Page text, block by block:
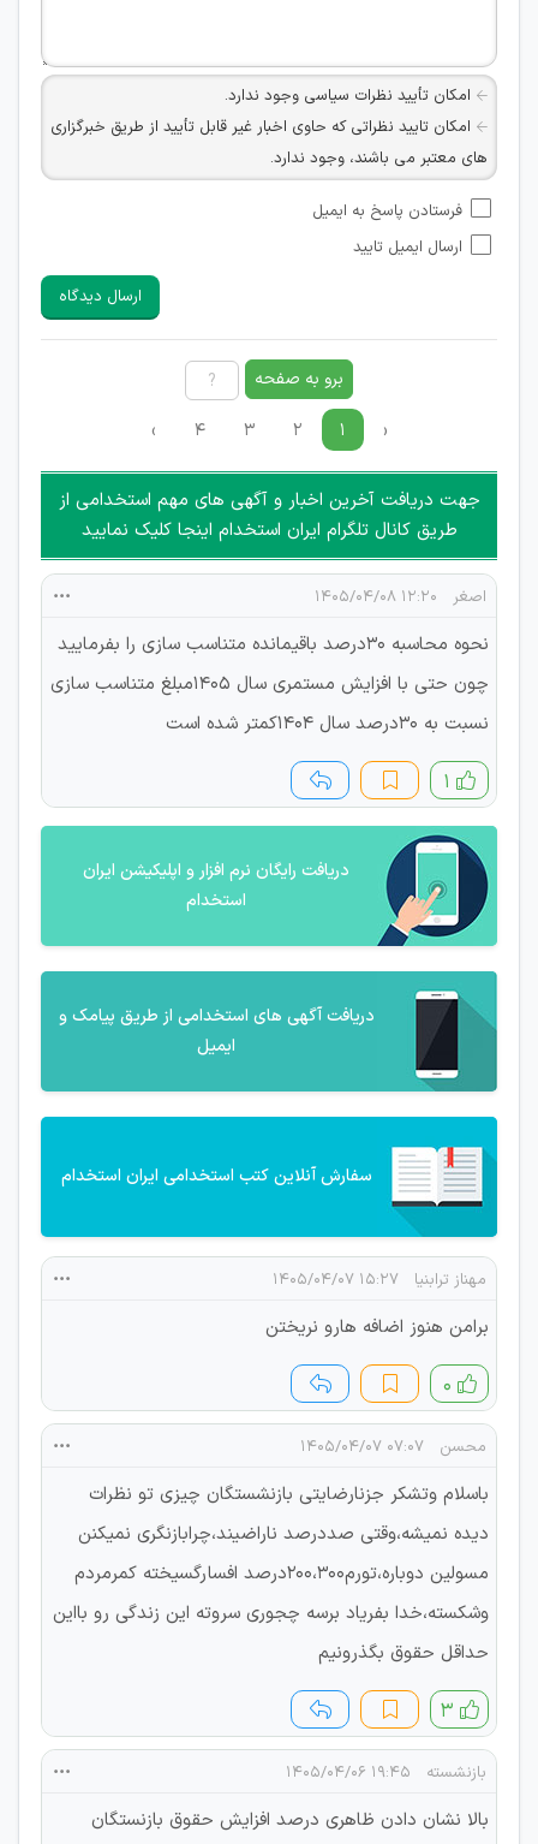
امکان تأیید نظرات سیاسی وجود ندارد.
امکان تایید نظراتی که حاوی اخبار غیر قابل تأیید از طریق خبرگزاری
های معتبر می باشند، وجود ندارد.
شبکه های مجازی ارتباطی می باشند وجود ندارد.
امکان تأیید نظرات کاربرانی که به هر طریقی قصد مأیوس کردن
هرگونه تحریک، تحقیر و کنایه به سایر افراد (مسئول و غیر مسئول)
غیر مجاز می باشد.
امکان هماهنگی برای هرگونه ملاقات حضوری چه به صورت دسته
جمعی و چه فردی توسط کاربران سایت وجود ندارد.
فرستادن پاسخ به ایمیل
ارسال ایمیل تایید
ارسال دیدگاه
برو به صفحه
‹ ۱ ۲ ۳ ۴ ›
جهت دریافت آخرین اخبار و آگهی های مهم استخدامی از
طریق کانال تلگرام ایران استخدام اینجا کلیک نمایید
اصغر ۱۲:۲۰ ۱۴۰۵/۰۴/۰۸
نحوه محاسبه 30درصد باقیمانده متناسب سازی را بفرمایید
چون حتی با افزایش مستمری سال 1405مبلغ متناسب سازی
نسبت به 30درصد سال 1404کمتر شده است
۱
دریافت رایگان نرم افزار و اپلیکیشن ایران
استخدام
دریافت آگهی های استخدامی از طریق پیامک و
ایمیل
سفارش آنلاین کتب استخدامی ایران استخدام
مهناز ترابنیا ۱۵:۲۷ ۱۴۰۵/۰۴/۰۷
برامن هنوز اضافه هارو نریختن
۰
محسن ۰۷:۰۷ ۱۴۰۵/۰۴/۰۷
باسلام وتشکر جزنارضایتی بازنشستگان چیزی تو نظرات
دیده نمیشه،وقتی صددرصد ناراضیند،چرابازنگری نمیکنن
مسولین دوباره،تورم200،300درصد افسارگسیخته کمرمردم
وشکسته،خدا بفریاد برسه چجوری سروته این زندگی رو بااین
حداقل حقوق بگذرونیم
۳
بازنشسته ۱۹:۴۵ ۱۴۰۵/۰۴/۰۶
بالا نشان دادن ظاهری درصد افزایش حقوق بازنستگان